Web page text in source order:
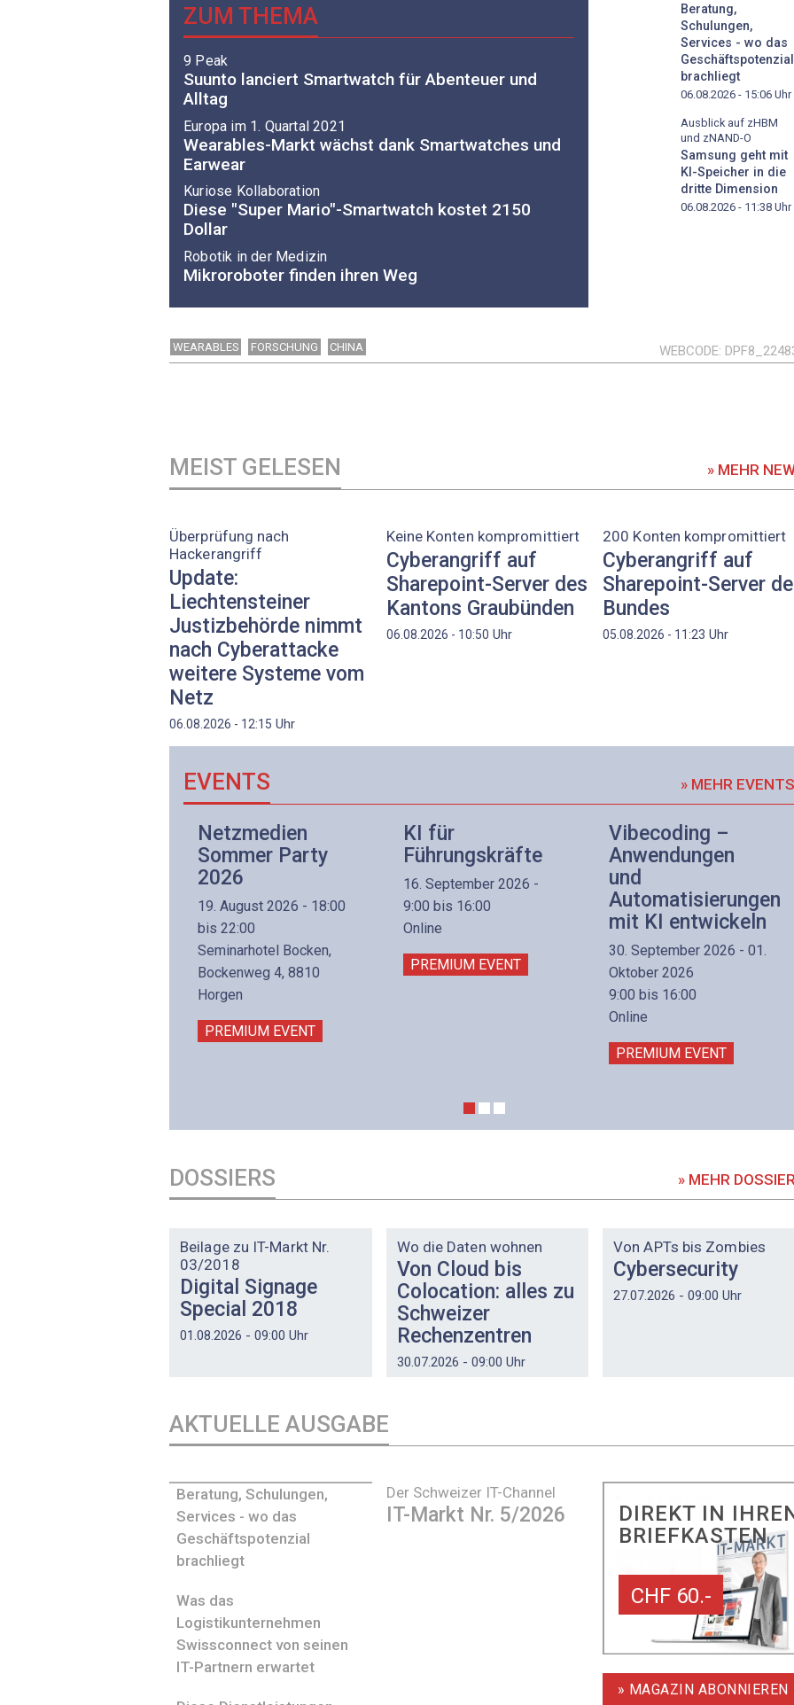
ZUM THEMA
9 Peak
Suunto lanciert Smartwatch für Abenteuer und
Alltag
Europa im 1. Quartal 2021
Wearables-Markt wächst dank Smartwatches und
Earwear
Kuriose Kollaboration
Diese "Super Mario"-Smartwatch kostet 2150
Dollar
Robotik in der Medizin
Mikroroboter finden ihren Weg
Beratung,
Schulungen,
Services - wo das
Geschäftspotenzial
brachliegt
06.08.2026 - 15:06 Uhr
Ausblick auf zHBM
und zNAND-O
Samsung geht mit
KI-Speicher in die
dritte Dimension
06.08.2026 - 11:38 Uhr
WEARABLES FORSCHUNG CHINA WEBCODE
MEIST GELESEN » MEHR
Überprüfung nach
Hackerangriff
Update:
Liechtensteiner
Justizbehörde nimmt
nach Cyberattacke
weitere Systeme vom
Netz
06.08.2026 - 12:15 Uhr
Keine Konten kompromittiert
Cyberangriff auf
Sharepoint-Server des
Kantons Graubünden
06.08.2026 - 10:50 Uhr
200 Konten kompromittiert
Cyberangriff auf
Sharepoint-Server
Bundes
05.08.2026 - 11:23 Uhr
EVENTS » MEHR EVENTS
Netzmedien
Sommer Party
2026
19. August 2026 - 18:00
bis 22:00
Seminarhotel Bocken,
Bockenweg 4, 8810
Horgen
PREMIUM EVENT
KI für
Führungskräfte
16. September 2026 -
9:00 bis 16:00
Online
PREMIUM EVENT
Vibecoding –
Anwendungen
und
Automatisierungen
mit KI entwickeln
30. September 2026 - 01.
Oktober 2026
9:00 bis 16:00
Online
PREMIUM EVENT
DOSSIERS » MEHR
Beilage zu IT-Markt Nr.
03/2018
Digital Signage
Special 2018
01.08.2026 - 09:00 Uhr
Wo die Daten wohnen
Von Cloud bis
Colocation: alles zu
Schweizer
Rechenzentren
30.07.2026 - 09:00 Uhr
Von APTs bis Zombies
Cybersecurity
27.07.2026 - 09:00 Uhr
AKTUELLE AUSGABE
Der Schweizer IT-Channel
IT-Markt Nr. 5/2026
Beratung, Schulungen,
Services - wo das
Geschäftspotenzial
brachliegt
Was das
Logistikunternehmen
Swissconnect von seinen
IT-Partnern erwartet
DIREKT IN
BRIEFKASTEN
CHF 60.-
» MAGAZIN ABONNIEREN